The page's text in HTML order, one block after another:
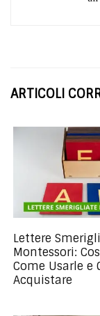
ARTICOLI
Lettere
Montessori:
Come Usarle e
Acquistare